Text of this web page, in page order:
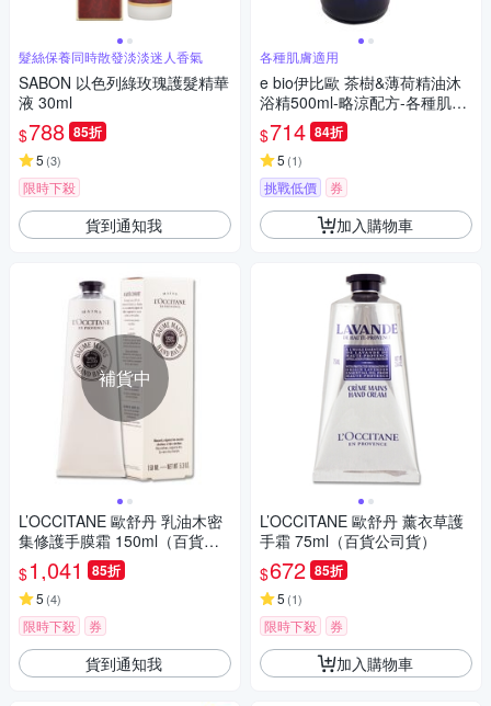
髮絲保養同時散發淡淡迷人香氣
SABON 以色列綠玫瑰護髮精華
液 30ml
$788 85折
5 (3)
限時下殺
貨到通知我
補貨中
L’OCCITANE 歐舒丹 乳油木密
集修護手膜霜 150ml（百貨公
司貨）
$1,041 85折
5 (4)
限時下殺 券
貨到通知我
各種肌膚適用
e bio伊比歐 茶樹&薄荷精油沐
浴精500ml-略涼配方-各種肌膚
適用
$714 84折
5 (1)
挑戰低價 券
加入購物車
L’OCCITANE 歐舒丹 薰衣草護
手霜 75ml（百貨公司貨）
$672 85折
5 (1)
限時下殺 券
加入購物車